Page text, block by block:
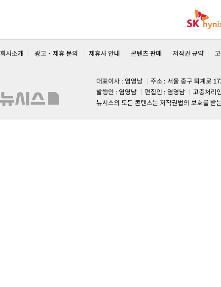
회사소개 광고 · 제휴 문의 제휴사 안내 콘텐츠 판매 저작권 규약
대표이사 : 염영남
주소 : 서울 중구 퇴계로
발행인 : 염영남
편집인 : 염영남
고충처리
뉴시스의 모든 콘텐츠는 저작권법의 보호를